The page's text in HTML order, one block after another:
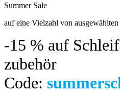
Summer Sale
auf eine Vielzahl von
-15 % auf
zubehör
Code: